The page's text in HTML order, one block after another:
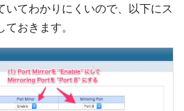
いてわかりにくいので、以下にス
おきます。